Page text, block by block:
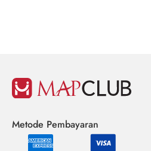
Metode Pembayaran